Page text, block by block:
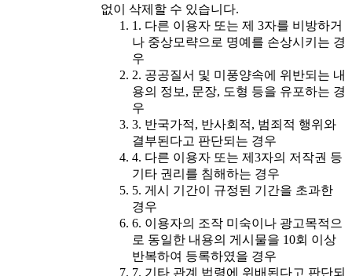
없이 삭제할 수 있습니다.
1. 다른 이용자 또는 제 3자를 비방하거
나 중상모략으로 명예를 손상시키는 경
우
2. 공공질서 및 미풍양속에 위반되는 내
용의 정보, 문장, 도형 등을 유포하는 경
우
3. 반국가적, 반사회적, 범죄적 행위와
결부된다고 판단되는 경우
4. 다른 이용자 또는 제3자의 저작권 등
기타 권리를 침해하는 경우
5. 게시 기간이 규정된 기간을 초과한
경우
6. 이용자의 조작 미숙이나 광고목적으
로 동일한 내용의 게시물을 10회 이상
반복하여 등록하였을 경우
7. 기타 관계 법령에 위배된다고 판단되